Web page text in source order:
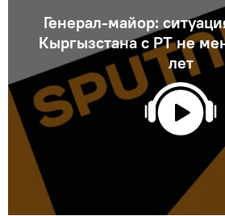
Генерал-майор:
Кыргызстана с РТ не
лет